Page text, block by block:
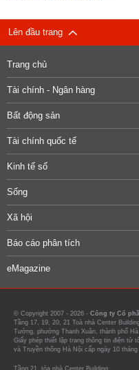
Lên đầu trang
Trang chủ
Tài chính - Ngân hàng
Bất động sản
Tài chính quốc tế
Kinh tế số
Sống
Xã hội
Báo cáo phân tích
eMagazine
© Copyright 2007 - 2026 - Công ty Cổ
Tầng 17, 19, 20, 21 Toà nhà Center
Tưởng, phường Thanh Xuân, thành phố
Giấy phép thiết lập trang thông tin điện tử
và Truyền thông Hà Nội cấp ngày 10 tháng